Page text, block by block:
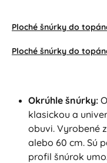
Ploché šnúrky do
Ploché šnúrky do
Okrúhle šnúrky:
klasickou a
obuvi. Vyrobené
alebo 60 cm. Sú
profil šnúrok